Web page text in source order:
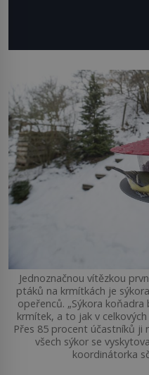
Jednoznačnou vítězkou
ptáků na krmítkách je
opeřenců. „Sýkora
krmítek, a to jak v
Přes 85 procent účastníků ji
všech sýkor se
koordinátorka